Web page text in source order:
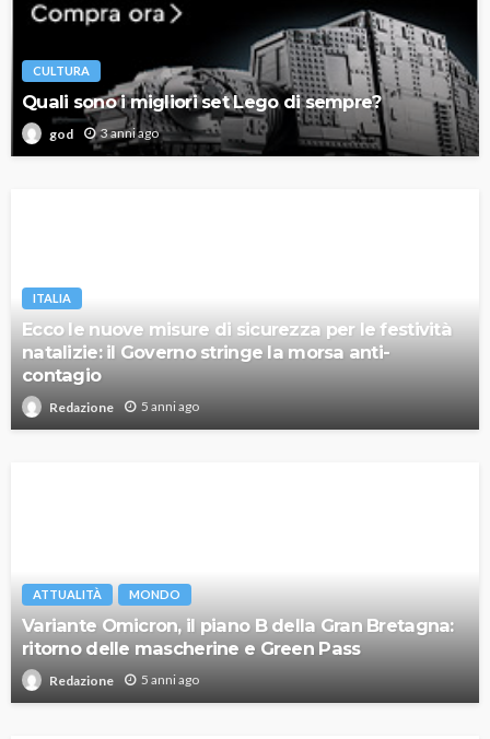
CULTURA
Quali sono i migliori set Lego di sempre?
god 3 anni ago
ITALIA
Ecco le nuove misure di sicurezza per le festività
natalizie: il Governo stringe la morsa anti-
contagio
Redazione 5 anni ago
ATTUALITÀ MONDO
Variante Omicron, il piano B della Gran Bretagna:
ritorno delle mascherine e Green Pass
Redazione 5 anni ago